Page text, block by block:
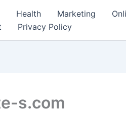
Health Marketing
Privacy Policy
s.com